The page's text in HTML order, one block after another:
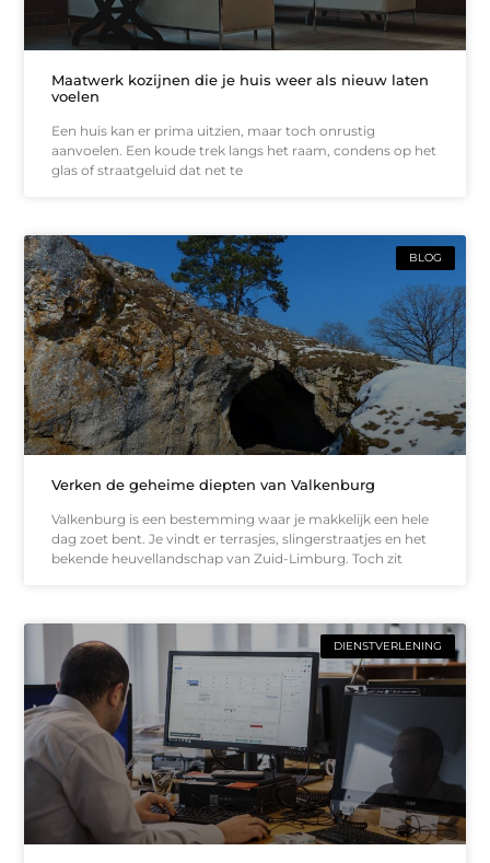
Maatwerk kozijnen die je huis weer als nieuw laten
voelen
Een huis kan er prima uitzien, maar toch onrustig
aanvoelen. Een koude trek langs het raam, condens op het
glas of straatgeluid dat net te
BLOG
Verken de geheime diepten van Valkenburg
Valkenburg is een bestemming waar je makkelijk een hele
dag zoet bent. Je vindt er terrasjes, slingerstraatjes en het
bekende heuvellandschap van Zuid-Limburg. Toch zit
DIENSTVERLENING